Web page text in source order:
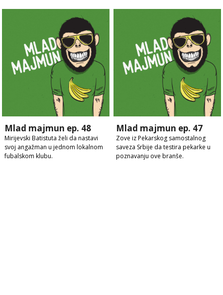
Mlad majmun ep. 48
Mirijevski Batistuta želi da nastavi
svoj angažman u jednom lokalnom
fubalskom klubu.
Mlad majmun ep. 47
Zove iz Pekarskog samostalnog
saveza Srbije da testira pekarke u
poznavanju ove branše.